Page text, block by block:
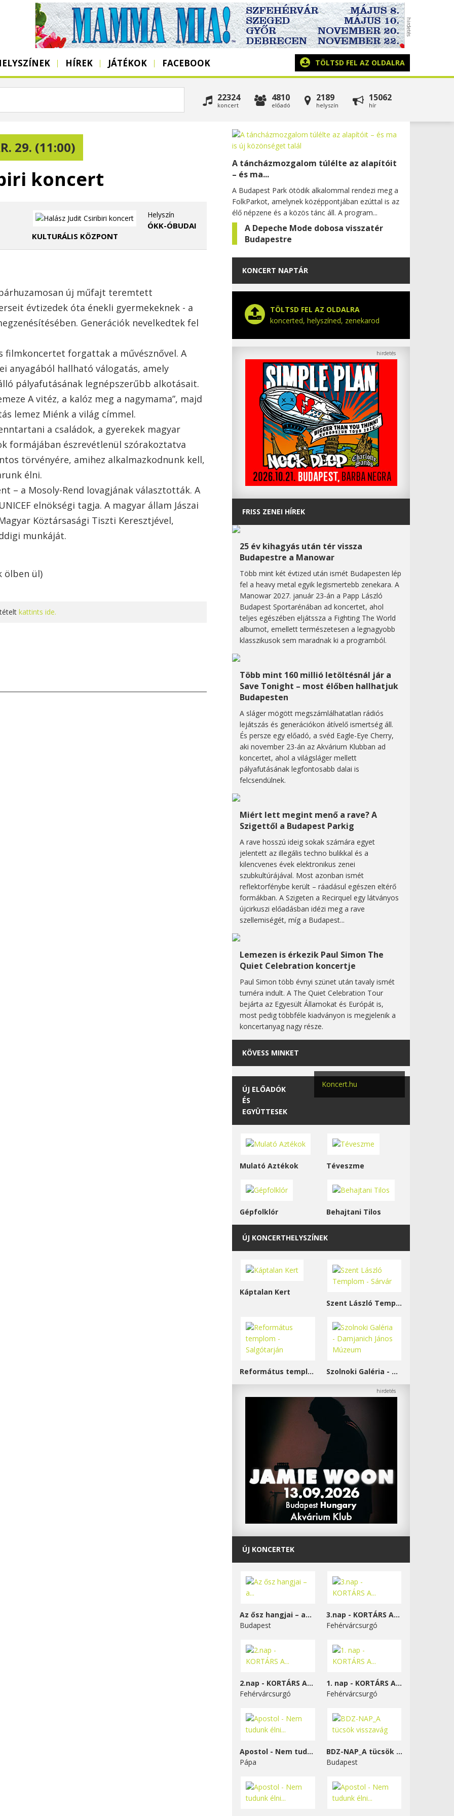
HÍREK JÁTÉKOK FACEBOOK TÖLTSD FEL AZ OLDALRA
22324
koncert
4810
előadó
2189
helyszín
15062
hír
29. (11:00)
koncert
Helyszín
ÓKK-ÓBUDAI
KULTURÁLIS KÖZPONT
új műfajt teremtett
évtizedek óta énekli gyermekeknek - a
Generációk nevelkedtek fel
filmkoncertet forgattak a művésznővel. A
anyagából hallható válogatás, amely
pályafutásának legnépszerűbb alkotásait.
A vitéz, a kalóz meg a nagymama”, majd
lemez Miénk a világ címmel.
a családok, a gyerekek magyar
formájában észrevétlenül szórakoztatva
törvényére, amihez alkalmazkodnunk kell,
élni.
– a Mosoly-Rend lovagjának választották. A
elnökségi tagja. A magyar állam Jászai
Köztársasági Tiszti Keresztjével,
munkáját.
ölben ül)
kattints ide.
A táncházmozgalom túlélte az alapítóit
– és ma...
A Budapest Park ötödik alkalommal rendezi meg a
FolkParkot, amelynek középpontjában ezúttal is az
élő népzene és a közös tánc áll. A program...
A Depeche Mode dobosa visszatér
Budapestre
KONCERT NAPTÁR
TÖLTSD FEL AZ OLDALRA
koncerted, helyszíned, zenekarod
FRISS ZENEI HÍREK
25 év kihagyás után tér vissza
Budapestre a Manowar
Több mint két évtized után ismét Budapesten lép
fel a heavy metal egyik legismertebb zenekara. A
Manowar 2027. január 23-án a Papp László
Budapest Sportarénában ad koncertet, ahol
teljes egészében eljátssza a Fighting The World
albumot, emellett természetesen a legnagyobb
klasszikusok sem maradnak ki a programból.
Több mint 160 millió letöltésnál jár a
Save Tonight – most élőben hallhatjuk
Budapesten
A sláger mögött megszámlálhatatlan rádiós
lejátszás és generációkon átívelő ismertség áll.
És persze egy előadó, a svéd Eagle-Eye Cherry,
aki november 23-án az Akvárium Klubban ad
koncertet, ahol a világsláger mellett
pályafutásának legfontosabb dalai is
felcsendülnek.
Miért lett megint menő a rave? A
Szigettől a Budapest Parkig
A rave hosszú ideig sokak számára egyet
jelentett az illegális techno bulikkal és a
kilencvenes évek elektronikus zenei
szubkultúrájával. Most azonban ismét
reflektorfénybe került – ráadásul egészen eltérő
formákban. A Szigeten a Recirquel egy látványos
újcirkuszi előadásban idézi meg a rave
szellemiségét, míg a Budapest...
Lemezen is érkezik Paul Simon The
Quiet Celebration koncertje
Paul Simon több évnyi szünet után tavaly ismét
turnéra indult. A The Quiet Celebration Tour
bejárta az Egyesült Államokat és Európát is,
most pedig többféle kiadványon is megjelenik a
koncertanyag nagy része.
KÖVESS MINKET
Koncert.hu
ÚJ ELŐADÓK
ÉS
EGYÜTTESEK
Mulató Aztékok Téveszme
Gépfolklór Behajtani Tilos
ÚJ KONCERTHELYSZÍNEK
Káptalan Kert
Szent László Templom - Sárvár
Református templom - Salgótarján Szolnoki Galéria - Damjanich János Múzeum
ÚJ KONCERTEK
Az ősz hangjai – a...
Budapest
3.nap - KORTÁRS A...
Fehérvárcsurgó
2.nap - KORTÁRS A...
Fehérvárcsurgó
1. nap - KORTÁRS A...
Fehérvárcsurgó
Apostol - Nem tudunk élni...
Pápa
BDZ-NAP_A tücsök visszavág
Budapest